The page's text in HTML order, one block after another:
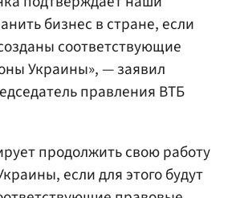
бизнес в стране, если
соответствующие
Украины», — заявил
правления ВТБ
продолжить свою работу
если для этого будут